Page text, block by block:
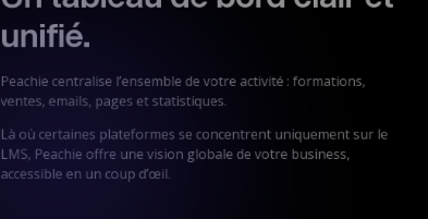
unifié.
Peachie centralise l’ensemble de votre activité : formations,
ventes, emails, pages et statistiques.
Là où certaines plateformes se concentrent uniquement sur le
LMS, Peachie offre une vision globale de votre business,
accessible en un coup d’œil.